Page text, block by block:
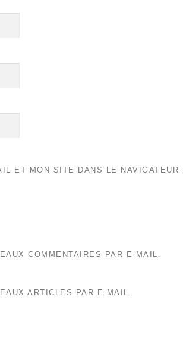
ET MON SITE DANS LE NAVIGATEUR
COMMENTAIRES PAR E-MAIL.
ARTICLES PAR E-MAIL.